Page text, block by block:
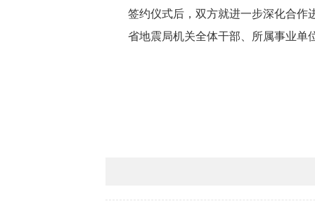
签约仪式后，双方就进一步深化合作
省地震局机关全体干部、所属事业单